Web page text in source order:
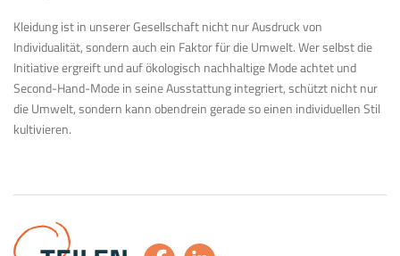
Kleidung ist in unserer Gesellschaft nicht nur Ausdruck von
Individualität, sondern auch ein Faktor für die Umwelt. Wer selbst die
Initiative ergreift und auf ökologisch nachhaltige Mode achtet und
Second-Hand-Mode in seine Ausstattung integriert, schützt nicht nur
die Umwelt, sondern kann obendrein gerade so einen individuellen Stil
kultivieren.